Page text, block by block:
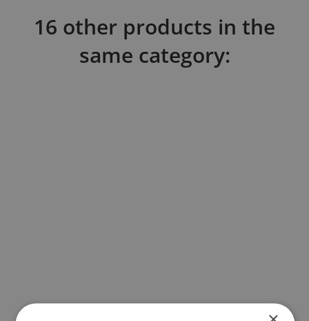
16 other products in the
same category: